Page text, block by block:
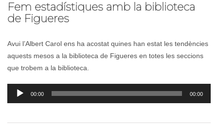
Fem estadístiques amb la biblioteca
de Figueres
Avui l’Albert Carol ens ha acostat quines han estat les tendències
aquests mesos a la biblioteca de Figueres en totes les seccions
que trobem a la biblioteca.
Reproductor
d'àudio
00:00 00:00